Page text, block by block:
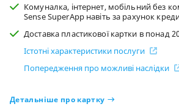
Комуналка, інтернет, мобільний без
Sense SuperApp навіть за рахунок
Доставка пластикової картки в понад
Істотні характеристики послуги
Попередження про можливі наслідки
Детальніше про картку